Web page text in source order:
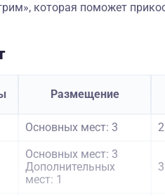
которая поможет
Размещение
Основных мест: 3
Основных мест: 3
Дополнительных
мест: 1